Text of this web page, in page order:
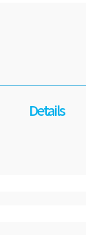
Details